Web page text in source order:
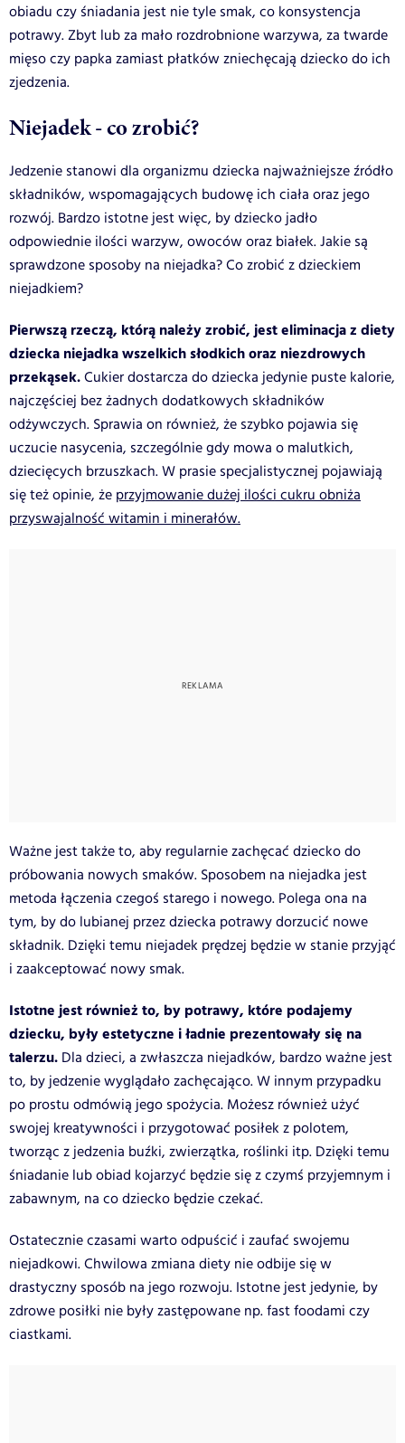
obiadu czy śniadania jest nie tyle smak, co konsystencja
potrawy. Zbyt lub za mało rozdrobnione warzywa, za twarde
mięso czy papka zamiast płatków zniechęcają dziecko do ich
zjedzenia.
Niejadek - co zrobić?
Jedzenie stanowi dla organizmu dziecka najważniejsze źródło
składników, wspomagających budowę ich ciała oraz jego
rozwój. Bardzo istotne jest więc, by dziecko jadło
odpowiednie ilości warzyw, owoców oraz białek. Jakie są
sprawdzone sposoby na niejadka? Co zrobić z dzieckiem
niejadkiem?
Pierwszą rzeczą, którą należy zrobić, jest eliminacja z diety
dziecka niejadka wszelkich słodkich oraz niezdrowych
przekąsek.Cukier dostarcza do dziecka jedynie puste kalorie,
najczęściej bez żadnych dodatkowych składników
odżywczych. Sprawia on również, że szybko pojawia się
uczucie nasycenia, szczególnie gdy mowa o malutkich,
dziecięcych brzuszkach. W prasie specjalistycznej pojawiają
się też opinie, że przyjmowanie dużej ilości cukru obniża
przyswajalność witamin i minerałów.
Ważne jest także to, aby regularnie zachęcać dziecko do
próbowania nowych smaków. Sposobem na niejadka jest
metoda łączenia czegoś starego i nowego. Polega ona na
tym, by do lubianej przez dziecka potrawy dorzucić nowe
składnik. Dzięki temu niejadek prędzej będzie w stanie przyjąć
i zaakceptować nowy smak.
Istotne jest również to, by potrawy, które podajemy
dziecku, były estetyczne i ładnie prezentowały się na
talerzu. Dla dzieci, a zwłaszcza niejadków, bardzo ważne jest
to, by jedzenie wyglądało zachęcająco. W innym przypadku
po prostu odmówią jego spożycia. Możesz również użyć
swojej kreatywności i przygotować posiłek z polotem,
tworząc z jedzenia buźki, zwierzątka, roślinki itp. Dzięki temu
śniadanie lub obiad kojarzyć będzie się z czymś przyjemnym i
zabawnym, na co dziecko będzie czekać.
Ostatecznie czasami warto odpuścić i zaufać swojemu
niejadkowi. Chwilowa zmiana diety nie odbije się w
drastyczny sposób na jego rozwoju. Istotne jest jedynie, by
zdrowe posiłki nie były zastępowane np. fast foodami czy
ciastkami.